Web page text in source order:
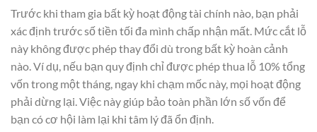
Trước khi tham gia bất kỳ hoạt động tài chính nào, bạn phải
xác định trước số tiền tối đa mình chấp nhận mất. Mức cắt lỗ
này không được phép thay đổi dù trong bất kỳ hoàn cảnh
nào. Ví dụ, nếu bạn quy định chỉ được phép thua lỗ 10% tổng
vốn trong một tháng, ngay khi chạm mốc này, mọi hoạt động
phải dừng lại. Việc này giúp bảo toàn phần lớn số vốn để
bạn có cơ hội làm lại khi tâm lý đã ổn định.